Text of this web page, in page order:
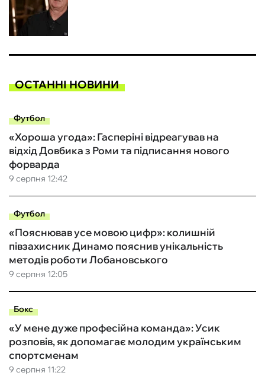
ОСТАННІ НОВИНИ
Футбол
9 серпня 12:42
«Хороша угода»: Гасперіні відреагував на
відхід Довбика з Роми та підписання нового
форварда
Футбол
9 серпня 12:05
«Пояснював усе мовою цифр»: колишній
півзахисник Динамо пояснив унікальність
методів роботи Лобановського
Бокс
9 серпня 11:22
«У мене дуже професійна команда»: Усик
розповів, як допомагає молодим українським
спортсменам